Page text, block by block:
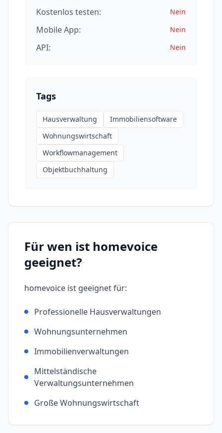
Kostenlos testen: Nein
Mobile App: Nein
API: Nein
Tags
Hausverwaltung
Immobiliensoftware
Wohnungswirtschaft
Workflowmanagement
Objektbuchhaltung
Für wen ist homevoice
geeignet?
homevoice ist geeignet für:
Professionelle Hausverwaltungen
Wohnungsunternehmen
Immobilienverwaltungen
Mittelständische
Verwaltungsunternehmen
Große Wohnungswirtschaft